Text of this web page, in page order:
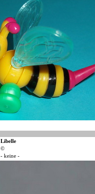
Libelle
©
- keine -